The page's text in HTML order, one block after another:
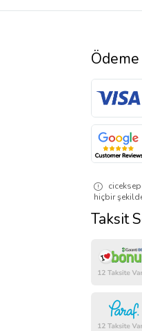
hiçbir
Taksit